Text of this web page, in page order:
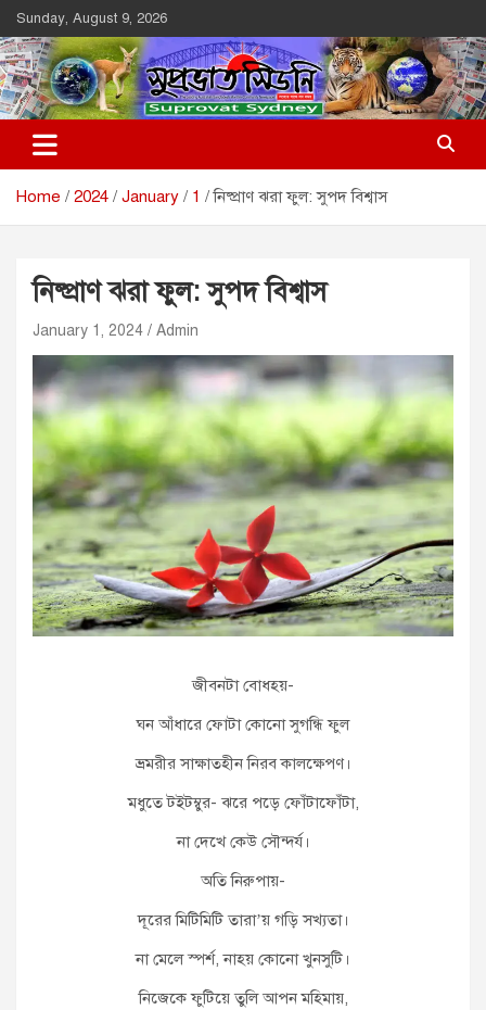
Skip
to
content
Sunday, August 9, 2026
Suprovat Sydney
The Leading Bangladesh Community Newspaper In Australia
Home 2024 January 1 নিষ্প্রাণ ঝরা ফুল: সুপদ বিশ্বাস
নিষ্প্রাণ ঝরা ফুল: সুপদ বিশ্বাস
January 1, 2024 Admin
জীবনটা বোধহয়-
ঘন আঁধারে ফোটা কোনো সুগন্ধি ফুল
ভ্রমরীর সাক্ষাতহীন নিরব কালক্ষেপণ।
মধুতে টইটম্বুর- ঝরে পড়ে ফোঁটাফোঁটা,
না দেখে কেউ সৌন্দর্য।
অতি নিরুপায়-
দূরের মিটিমিটি তারা’য় গড়ি সখ্যতা।
না মেলে স্পর্শ, নাহয় কোনো খুনসুটি।
নিজেকে ফুটিয়ে তুলি আপন মহিমায়,